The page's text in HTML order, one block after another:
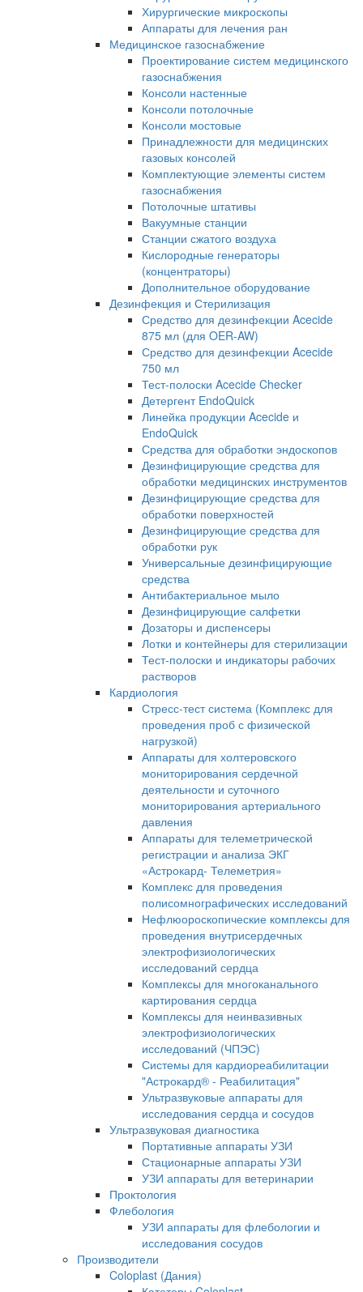
Хирургические микроскопы
Аппараты для лечения ран
Медицинское газоснабжение
Проектирование систем медицинского
газоснабжения
Консоли настенные
Консоли потолочные
Консоли мостовые
Принадлежности для медицинских
газовых консолей
Комплектующие элементы систем
газоснабжения
Потолочные штативы
Вакуумные станции
Станции сжатого воздуха
Кислородные генераторы
(концентраторы)
Дополнительное оборудование
Дезинфекция и Стерилизация
Средство для дезинфекции Acecide
875 мл (для OER-AW)
Средство для дезинфекции Acecide
750 мл
Тест-полоски Acecide Checker
Детергент EndoQuick
Линейка продукции Acecide и
EndoQuick
Средства для обработки эндоскопов
Дезинфицирующие средства для
обработки медицинских инструментов
Дезинфицирующие средства для
обработки поверхностей
Дезинфицирующие средства для
обработки рук
Универсальные дезинфицирующие
средства
Антибактериальное мыло
Дезинфицирующие салфетки
Дозаторы и диспенсеры
Лотки и контейнеры для стерилизации
Тест-полоски и индикаторы рабочих
растворов
Кардиология
Стресс-тест система (Комплекс для
проведения проб с физической
нагрузкой)
Аппараты для холтеровского
мониторирования сердечной
деятельности и суточного
мониторирования артериального
давления
Аппараты для телеметрической
регистрации и анализа ЭКГ
«Астрокард- Телеметрия»
Комплекс для проведения
полисомнографических исследований
Нефлюороскопические комплексы для
проведения внутрисердечных
электрофизиологических
исследований сердца
Комплексы для многоканального
картирования сердца
Комплексы для неинвазивных
электрофизиологических
исследований (ЧПЭС)
Системы для кардиореабилитации
"Астрокард® - Реабилитация"
Ультразвуковые аппараты для
исследования сердца и сосудов
Ультразвуковая диагностика
Портативные аппараты УЗИ
Стационарные аппараты УЗИ
УЗИ аппараты для ветеринарии
Проктология
Флебология
УЗИ аппараты для флебологии и
исследования сосудов
Производители
Coloplast (Дания)